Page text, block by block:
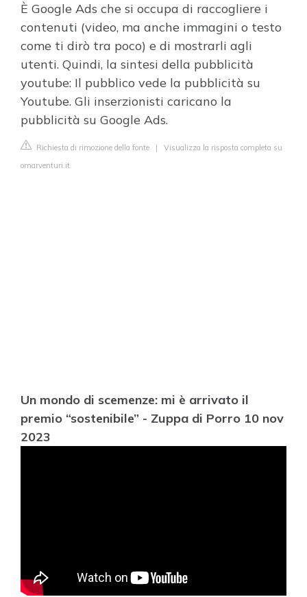
È Google Ads che si occupa di raccogliere i
contenuti (video, ma anche immagini o testo
come ti dirò tra poco) e di mostrarli agli
utenti. Quindi, la sintesi della pubblicità
youtube: Il pubblico vede la pubblicità su
Youtube. Gli inserzionisti caricano la
pubblicità su Google Ads.
Richiesta di rimozione della fonte | Visualizza la risposta completa su
omarventuri.it
Un mondo di scemenze: mi è arrivato il
premio “sostenibile” - Zuppa di Porro 10 nov
2023